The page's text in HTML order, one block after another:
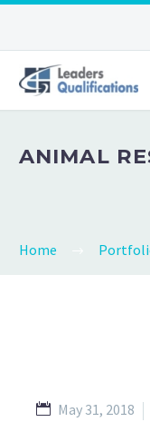
ANIMAL
Home
May 31, 2018